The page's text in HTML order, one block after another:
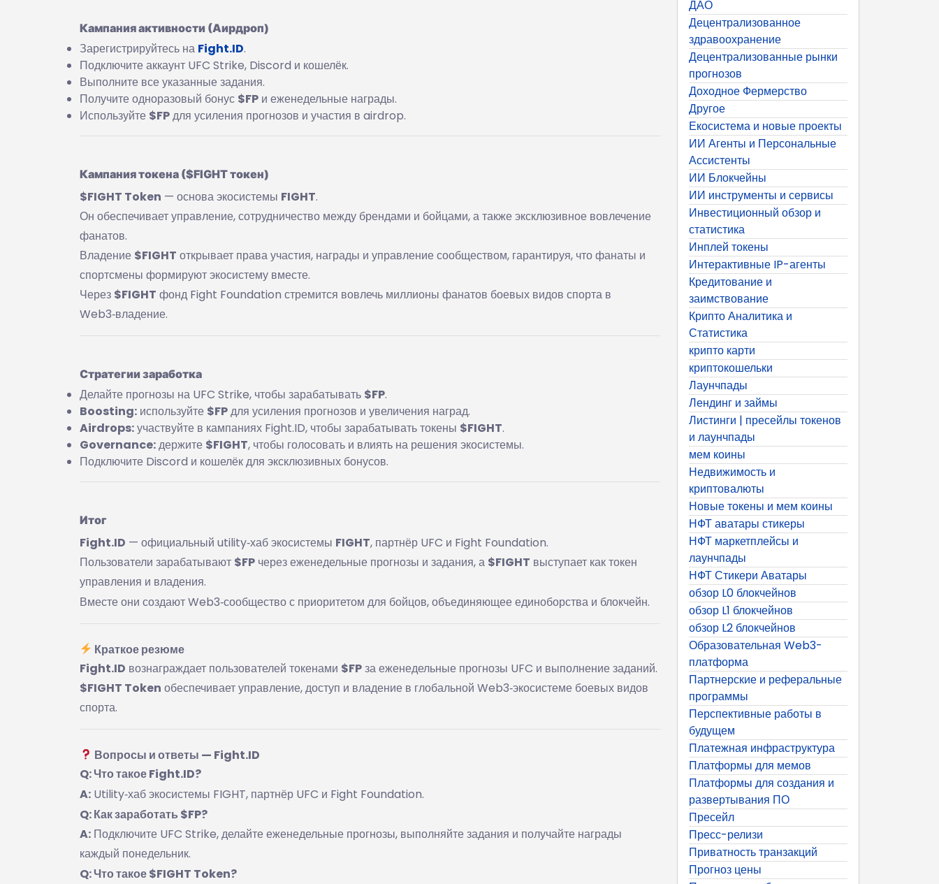
Кампания активности (Аирдроп)
Зарегистрируйтесь на Fight.ID.
Подключите аккаунт UFC Strike, Discord и кошелёк.
Выполните все указанные задания.
Получите одноразовый бонус $FP и еженедельные награды.
Используйте $FPдля усиления прогнозов и участия в airdrop.
Кампания токена ($FIGHT токен)
$FIGHT Token — основа экосистемы FIGHT.
Он обеспечивает управление, сотрудничество между брендами и бойцами, а также эксклюзивное вовлечение
фанатов.
Владение $FIGHT открывает права участия, награды и управление сообществом, гарантируя, что фанаты и
спортсмены формируют экосистему вместе.
Через $FIGHT фонд Fight Foundation стремится вовлечь миллионы фанатов боевых видов спорта в
Web3‑владение.
Стратегии заработка
Делайте прогнозы на UFC Strike, чтобы зарабатывать $FP.
Boosting: используйте $FPдля усиления прогнозов и увеличения наград.
Airdrops:участвуйте в кампаниях Fight.ID, чтобы зарабатывать токены $FIGHT.
Governance:держите $FIGHT, чтобы голосовать и влиять на решения экосистемы.
Подключите Discord и кошелёк для эксклюзивных бонусов.
Итог
Fight.ID — официальный utility‑хаб экосистемы FIGHT, партнёр UFC и Fight Foundation.
Пользователи зарабатывают $FP через еженедельные прогнозы и задания, а $FIGHT выступает как токен
управления и владения.
Вместе они создают Web3‑сообщество с приоритетом для бойцов, объединяющее единоборства и блокчейн.
Краткое резюме
Fight.ID вознаграждает пользователей токенами $FPза еженедельные прогнозы UFC и выполнение заданий.
$FIGHT Token обеспечивает управление, доступ и владение в глобальной Web3‑экосистеме боевых видов
спорта.
Вопросы и ответы — Fight.ID
Q: Что такое Fight.ID?
A: Utility‑хаб экосистемы FIGHT, партнёр UFC и Fight Foundation.
Q: Как заработать $FP?
A: Подключите UFC Strike, делайте еженедельные прогнозы, выполняйте задания и получайте награды
каждый понедельник.
Q: Что такое $FIGHT Token?
ДАО
Децентрализованное
здравоохранение
Децентрализованные рынки
прогнозов
Доходное Фермерство
Другое
Екосистема и новые проекты
ИИ Агенты и Персональные
Ассистенты
ИИ Блокчейны
ИИ инструменты и сервисы
Инвестиционный обзор и
статистика
Инплей токены
Интерактивные IP-агенты
Кредитование и
заимствование
Крипто Аналитика и
Статистика
крипто карти
криптокошельки
Лаунчпады
Лендинг и займы
Листинги | пресейлы токенов
и лаунчпады
мем коины
Недвижимость и
криптовалюты
Новые токены и мем коины
НФТ аватары стикеры
НФТ маркетплейсы и
лаунчпады
НФТ Стикери Аватары
обзор L0 блокчейнов
обзор L1 блокчейнов
обзор L2 блокчейнов
Образовательная Web3-
платформа
Партнерские и реферальные
программы
Перспективные работы в
будущем
Платежная инфраструктура
Платформы для мемов
Платформы для создания и
развертывания ПО
Пресейл
Пресс-релизи
Приватность транзакций
Прогноз цены